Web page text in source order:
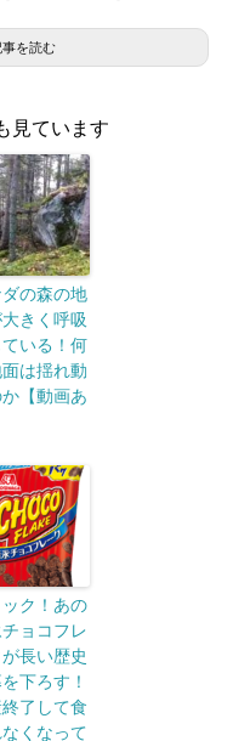
事を読む
見ています
の森の地
きく呼吸
いる！何
は揺れ動
か【動画あ
ク！あの
ョコフレ
長い歴史
下ろす！
了して食
くなって